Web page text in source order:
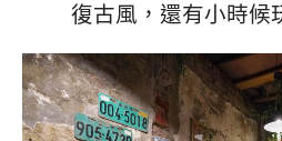
復古風，還有小時候